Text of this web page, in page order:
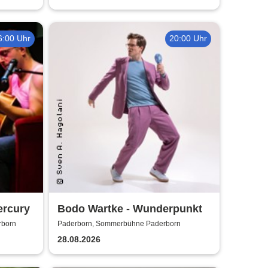
Uhr 20:00 Uhr
Bodo Wartke - Wunderpunkt
Paderborn, Sommerbühne Paderborn
28.08.2026